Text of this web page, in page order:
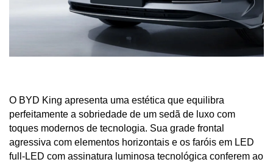
O BYD King apresenta uma estética que equilibra
perfeitamente a sobriedade de um sedã de luxo com
toques modernos de tecnologia. Sua grade frontal
agressiva com elementos horizontais e os faróis em LED
full-LED com assinatura luminosa tecnológica conferem ao